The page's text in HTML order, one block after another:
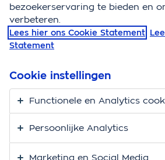
apotheek…
daaronder?
De apotheker stelt jouw
uitleg bij nieuwe geneesmiddelen.
dienstverlening betaal je kosten:
begeleidingsgesprek en soms
bezoekerservaring te bieden en
verbeteren.
Lees hier ons Cookie Statement
Statement
Cookie instellingen
Functionele en Analytics
Persoonlijke Analytics
Marketing en Social Media